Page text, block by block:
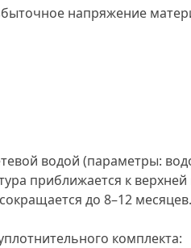
напряжение
водой (параметры:
приближается к
до 8–12
комплекта: